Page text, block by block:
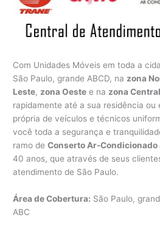
Com Unidades Móveis em toda a
São Paulo, grande ABCD, na zona
Leste, zona Oeste e na zona
rapidamente até a sua residência ou
própria de veículos e técnicos
você toda a segurança e
ramo deConserto Ar-Condicionado
40 anos, que através de seus
atendimento de São Paulo.
Área de Cobertura: São Paulo,
ABC